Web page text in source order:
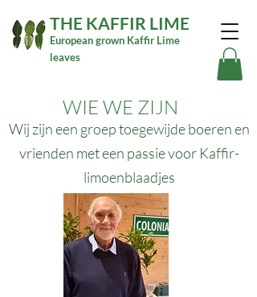
THE KAFFIR LIME
European grown Kaffir Lime
leaves
WIE WE ZIJN
Wij zijn een groep toegewijde boeren en
vrienden met een passie voor Kaffir-
limoenblaadjes